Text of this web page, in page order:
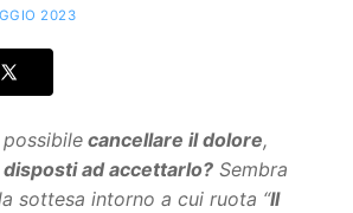
2023
cancellare il dolore,
ad accettarlo? Sembra
sottesa intorno a cui ruota “Il